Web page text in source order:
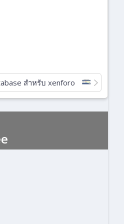
สำหรับ xenforo